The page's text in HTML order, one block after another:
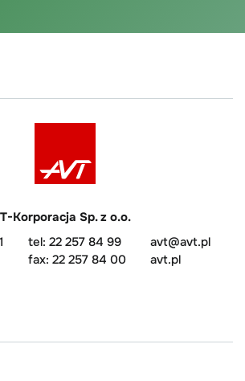
Korporacja Sp. z o.o.
tel: 22 257 84 99
fax: 22 257 84 00
avt@avt.pl
avt.pl